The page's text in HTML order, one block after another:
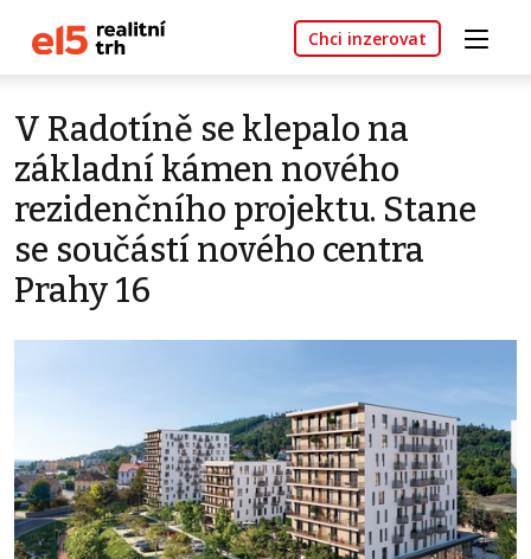
Chci inzerovat
V Radotíně se klepalo na
základní kámen nového
rezidenčního projektu. Stane
se součástí nového centra
Prahy 16